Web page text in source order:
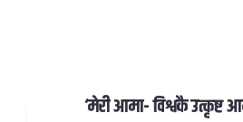
‘मेरी आमा- विश्वकै उत्कृष्ट